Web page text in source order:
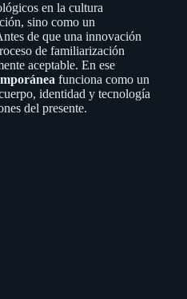
en la cultura
sino como un
de que una innovación
de familiarización
aceptable. En ese
funciona como un
identidad y tecnología
del presente.